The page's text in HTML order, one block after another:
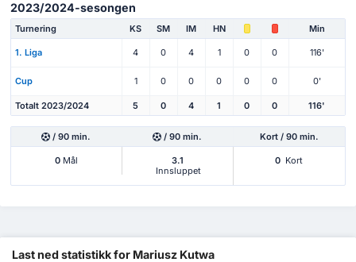
2023/2024-sesongen
Turnering KS SM IM HN Min
1. Liga 4 0 4 1 0 0 116'
Cup 1 0 0 0 0 0 0'
Totalt 2023/2024 5 0 4 1 0 0 116'
/ 90 min. / 90 min. Kort / 90 min.
0Mål
3.1
Innsluppet
0 Kort
Last ned statistikk for Mariusz Kutwa